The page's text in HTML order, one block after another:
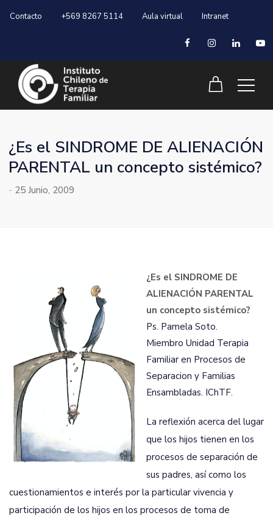
Contacto +569 8267 5114 Aula virtual Intranet
¿Es el SINDROME DE ALIENACIÓN
PARENTAL un concepto sistémico?
- 25 Junio, 2009
¿Es el SINDROME DE
ALIENACIÓN PARENTAL
un concepto sistémico?
Ps. Pamela Soto.
Miembro Unidad Terapia
Familiar en Procesos de
Separacion y Familias
Ensambladas. IChTF.
La reflexión acerca del lugar
que los hijos tienen en los
procesos de separación de
sus padres, así como los
cuestionamientos e interés por la particular vivencia y
participación de los hijos en los procesos de toma de